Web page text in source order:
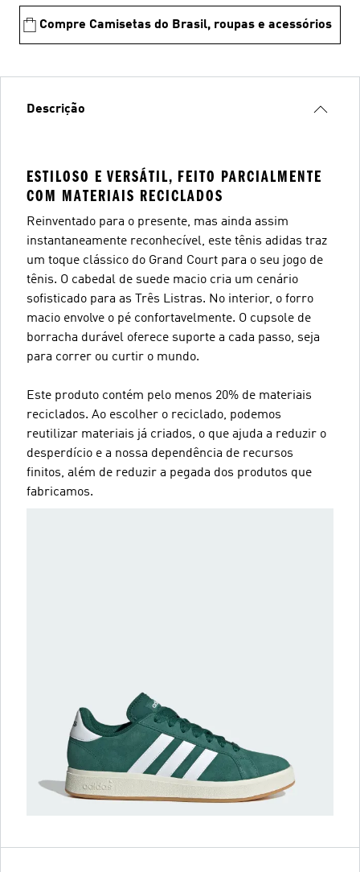
Compre Camisetas do Brasil, roupas e acessórios
Descrição
ESTILOSO E VERSÁTIL, FEITO PARCIALMENTE
COM MATERIAIS RECICLADOS
Reinventado para o presente, mas ainda assim
instantaneamente reconhecível, este tênis adidas traz
um toque clássico do Grand Court para o seu jogo de
tênis. O cabedal de suede macio cria um cenário
sofisticado para as Três Listras. No interior, o forro
macio envolve o pé confortavelmente. O cupsole de
borracha durável oferece suporte a cada passo, seja
para correr ou curtir o mundo.
Este produto contém pelo menos 20% de materiais
reciclados. Ao escolher o reciclado, podemos
reutilizar materiais já criados, o que ajuda a reduzir o
desperdício e a nossa dependência de recursos
finitos, além de reduzir a pegada dos produtos que
fabricamos.